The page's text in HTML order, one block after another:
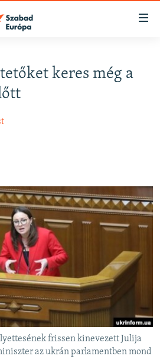
keres még a
frissen kinevezett Julija
az ukrán parlamentben mond